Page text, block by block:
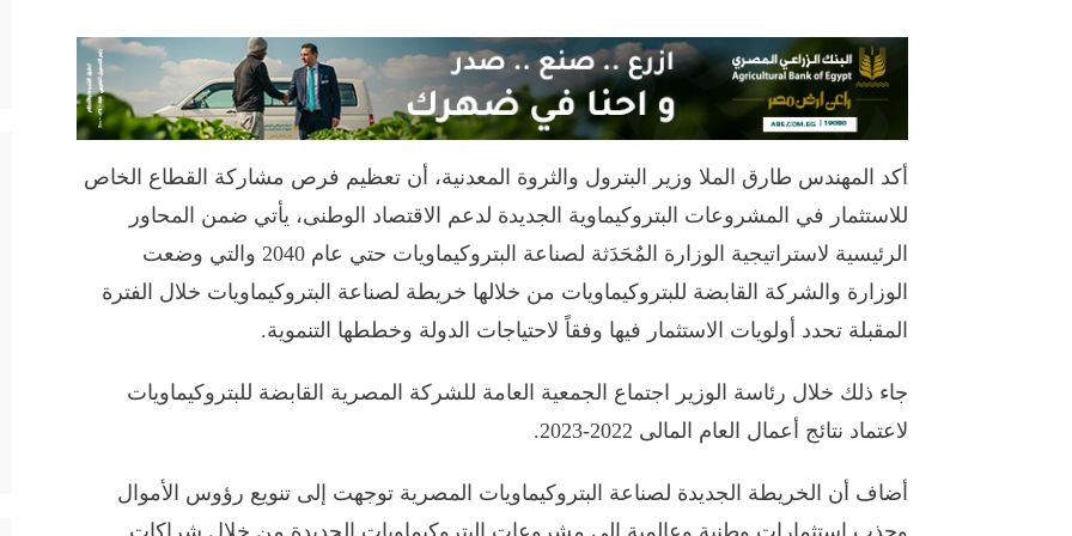
أكد المهندس طارق الملا وزير البترول والثروة المعدنية، أن تعظيم فرص مشاركة القطاع الخاص
للاستثمار في المشروعات البتروكيماوية الجديدة لدعم الاقتصاد الوطنى، يأتي ضمن المحاور
الرئيسية لاستراتيجية الوزارة المٌحَدَثة لصناعة البتروكيماويات حتي عام 2040 والتي وضعت
الوزارة والشركة القابضة للبتروكيماويات من خلالها خريطة لصناعة البتروكيماويات خلال الفترة
المقبلة تحدد أولويات الاستثمار فيها وفقاً لاحتياجات الدولة وخططها التنموية.
جاء ذلك خلال رئاسة الوزير اجتماع الجمعية العامة للشركة المصرية القابضة للبتروكيماويات
لاعتماد نتائج أعمال العام المالى 2022-2023.
أضاف أن الخريطة الجديدة لصناعة البتروكيماويات المصرية توجهت إلى تنويع رؤوس الأموال
وجذب استثمارات وطنية وعالمية إلى مشروعات البتروكيماويات الجديدة من خلال شراكات